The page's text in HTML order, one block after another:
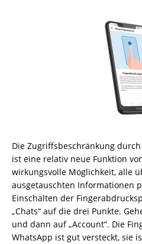
Die Zugriffsbeschränkung
ist eine relativ neue Funktion
wirkungsvolle Möglichkeit, alle
ausgetauschten Informationen
Einschalten der
„Chats“ auf die drei Punkte.
und dann auf „Account“. Die
WhatsApp ist gut versteckt, sie